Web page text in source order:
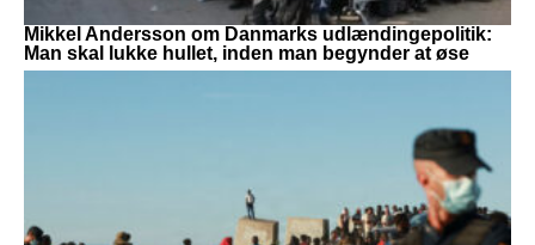
Mikkel Andersson om Danmarks udlændingepolitik:
Man skal lukke hullet, inden man begynder at øse